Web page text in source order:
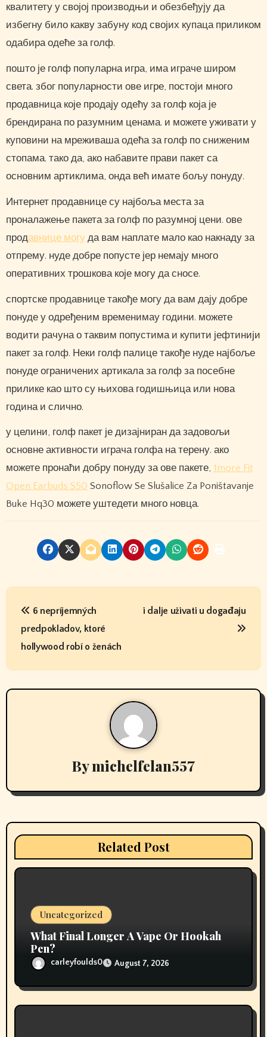
квалитету у својој производњи и обезбеђују да
избегну било какву забуну код својих купаца приликом
одабира одеће за голф.
пошто је голф популарна игра, има играче широм
света. због популарности ове игре, постоји много
продавница које продају одећу за голф која је
брендирана по разумним ценама. и можете уживати у
куповини на мреживаша одећа за голф по сниженим
стопама. тако да, ако набавите прави пакет са
основним артиклима, онда већ имате бољу понуду.
Интернет продавнице су најбоља места за
проналажење пакета за голф по разумној цени. ове
продавнице могуда вам наплате мало као накнаду за
отпрему. нуде добре попусте јер немају много
оперативних трошкова које могу да сносе.
спортске продавнице такође могу да вам дају добре
понуде у одређеним временимау години. можете
водити рачуна о таквим попустима и купити јефтинији
пакет за голф. Неки голф палице такође нуде најбоље
понуде ограничених артикала за голф за посебне
прилике као што су њихова годишњица или нова
година и слично.
у целини, голф пакет је дизајниран да задовољи
основне активности играча голфа на терену. ако
можете пронаћи добру понуду за ове пакете, 1more Fit
Open Earbuds S50 Sonoflow Se Slušalice Za Poništavanje
Buke Hq30 можете уштедети много новца.
P
t
n
g
a
6 nepríjemných
predpokladov, ktoré
hollywood robí o ženách
i dalje uživati ​​u događaju
Bymichelfelan557
Related Post
Uncategorized
What Final Longer A Vape Or Hookah
Pen?
carleyfoulds0 August 7, 2026